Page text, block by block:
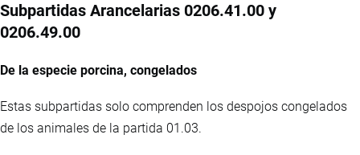
Subpartidas Arancelarias 0206.41.00 y
0206.49.00
De la especie porcina, congelados
Estas subpartidas solo comprenden los despojos congelados
de los animales de la partida 01.03.